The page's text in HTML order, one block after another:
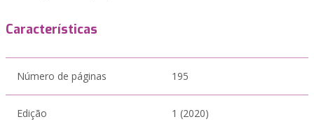
Características
Número de páginas 195
Edição 1 (2020)